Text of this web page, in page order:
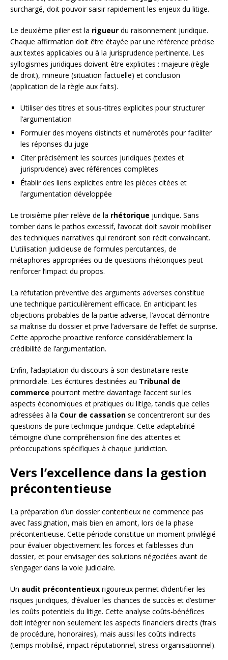
surchargé, doit pouvoir saisir rapidement les enjeux du litige.
Le deuxième pilier est la rigueur du raisonnement juridique.
Chaque affirmation doit être étayée par une référence précise
aux textes applicables ou à la jurisprudence pertinente. Les
syllogismes juridiques doivent être explicites : majeure (règle
de droit), mineure (situation factuelle) et conclusion
(application de la règle aux faits).
Utiliser des titres et sous-titres explicites pour structurer
l’argumentation
Formuler des moyens distincts et numérotés pour faciliter
les réponses du juge
Citer précisément les sources juridiques (textes et
jurisprudence) avec références complètes
Établir des liens explicites entre les pièces citées et
l’argumentation développée
Le troisième pilier relève de la rhétorique juridique. Sans
tomber dans le pathos excessif, l’avocat doit savoir mobiliser
des techniques narratives qui rendront son récit convaincant.
L’utilisation judicieuse de formules percutantes, de
métaphores appropriées ou de questions rhétoriques peut
renforcer l’impact du propos.
La réfutation préventive des arguments adverses constitue
une technique particulièrement efficace. En anticipant les
objections probables de la partie adverse, l’avocat démontre
sa maîtrise du dossier et prive l’adversaire de l’effet de surprise.
Cette approche proactive renforce considérablement la
crédibilité de l’argumentation.
Enfin, l’adaptation du discours à son destinataire reste
primordiale. Les écritures destinées au Tribunal de
commerce pourront mettre davantage l’accent sur les
aspects économiques et pratiques du litige, tandis que celles
adressées à la Cour de cassation se concentreront sur des
questions de pure technique juridique. Cette adaptabilité
témoigne d’une compréhension fine des attentes et
préoccupations spécifiques à chaque juridiction.
Vers l’excellence dans la gestion
précontentieuse
La préparation d’un dossier contentieux ne commence pas
avec l’assignation, mais bien en amont, lors de la phase
précontentieuse. Cette période constitue un moment privilégié
pour évaluer objectivement les forces et faiblesses d’un
dossier, et pour envisager des solutions négociées avant de
s’engager dans la voie judiciaire.
Un audit précontentieux rigoureux permet d’identifier les
risques juridiques, d’évaluer les chances de succès et d’estimer
les coûts potentiels du litige. Cette analyse coûts-bénéfices
doit intégrer non seulement les aspects financiers directs (frais
de procédure, honoraires), mais aussi les coûts indirects
(temps mobilisé, impact réputationnel, stress organisationnel).